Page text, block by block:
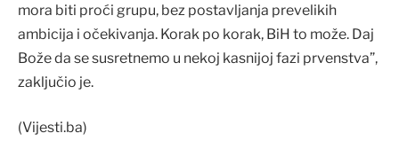
mora biti proći grupu, bez postavljanja prevelikih
ambicija i očekivanja. Korak po korak, BiH to može. Daj
Bože da se susretnemo u nekoj kasnijoj fazi prvenstva”,
zaključio je.
(Vijesti.ba)